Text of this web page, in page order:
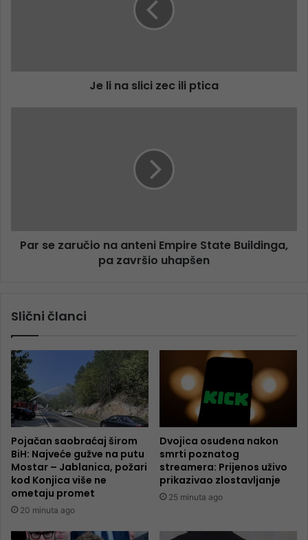
Je li na slici zec ili ptica
Par se zaručio na anteni Empire State Buildinga,
pa završio uhapšen
Slični članci
Pojačan saobraćaj širom
BiH: Najveće gužve na putu
Mostar – Jablanica, požari
kod Konjica više ne
ometaju promet
20 minuta ago
Dvojica osuđena nakon
smrti poznatog
streamera: Prijenos uživo
prikazivao zlostavljanje
25 minuta ago